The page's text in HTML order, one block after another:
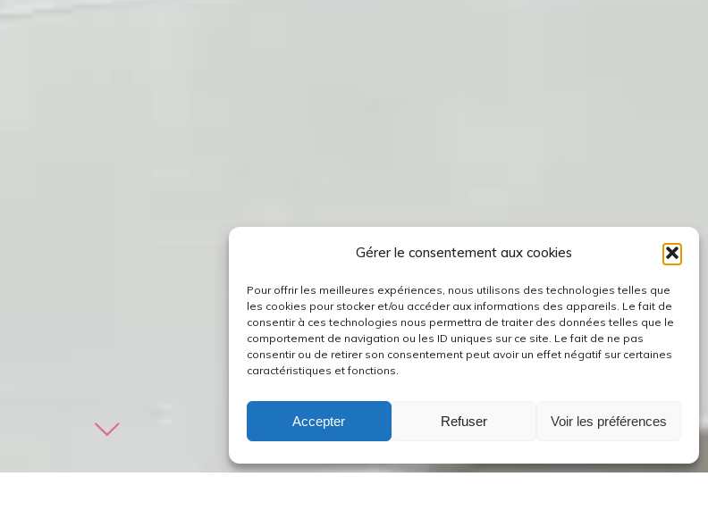
Gérer le consentement aux cookies
Pour offrir les meilleures expériences, nous utilisons des technologies telles que
les cookies pour stocker et/ou accéder aux informations des appareils. Le fait de
consentir à ces technologies nous permettra de traiter des données telles que le
comportement de navigation ou les ID uniques sur ce site. Le fait de ne pas
consentir ou de retirer son consentement peut avoir un effet négatif sur certaines
caractéristiques et fonctions.
Accepter Refuser Voir les préférences